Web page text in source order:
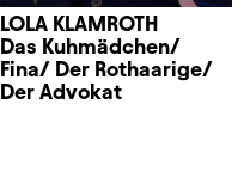
LOLA KLAMROTH
Das Kuhmädchen/
Fina/ Der Rothaarige/
Der Advokat